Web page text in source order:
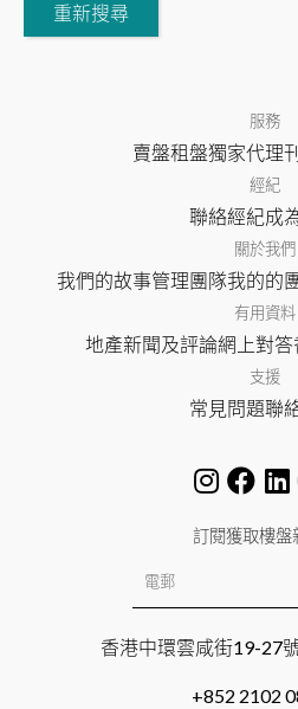
重新搜尋
服務
賣盤租盤獨家代理
經紀
聯絡經紀成
關於我們
我們的故事管理團隊我的的
有用資料
地產新聞及評論網上對答
支援
常見問題聯
訂閱獲取樓盤
香港中環雲咸街19-27
+852 2102